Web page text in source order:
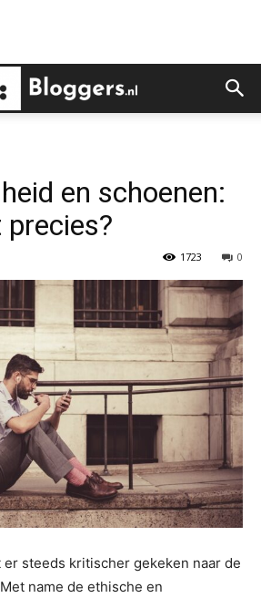
en schoenen:
0
1723
steeds kritischer gekeken naar de
name de ethische en